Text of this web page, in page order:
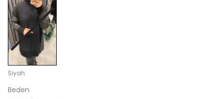
Siyah
Beden